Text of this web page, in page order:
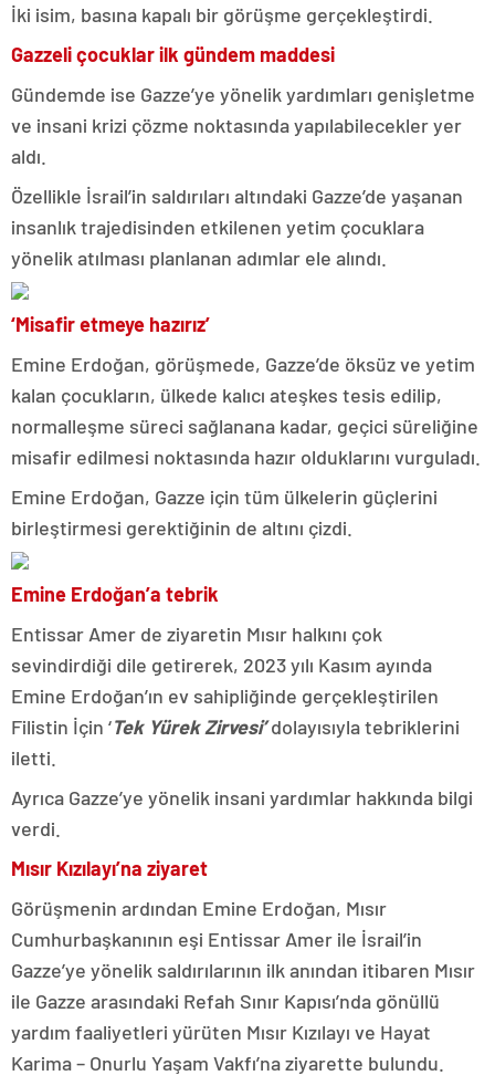
İki isim, basına kapalı bir görüşme gerçekleştirdi.
Gazzeli çocuklar ilk gündem maddesi
Gündemde ise Gazze’ye yönelik yardımları genişletme
ve insani krizi çözme noktasında yapılabilecekler yer
aldı.
Özellikle İsrail’in saldırıları altındaki Gazze’de yaşanan
insanlık trajedisinden etkilenen yetim çocuklara
yönelik atılması planlanan adımlar ele alındı.
‘Misafir etmeye hazırız’
Emine Erdoğan, görüşmede, Gazze’de öksüz ve yetim
kalan çocukların, ülkede kalıcı ateşkes tesis edilip,
normalleşme süreci sağlanana kadar, geçici süreliğine
misafir edilmesi noktasında hazır olduklarını vurguladı.
Emine Erdoğan, Gazze için tüm ülkelerin güçlerini
birleştirmesi gerektiğinin de altını çizdi.
Emine Erdoğan’a tebrik
Entissar Amer de ziyaretin Mısır halkını çok
sevindirdiği dile getirerek, 2023 yılı Kasım ayında
Emine Erdoğan’ın ev sahipliğinde gerçekleştirilen
Filistin İçin ‘Tek Yürek Zirvesi’dolayısıyla tebriklerini
iletti.
Ayrıca Gazze’ye yönelik insani yardımlar hakkında bilgi
verdi.
Mısır Kızılayı’na ziyaret
Görüşmenin ardından Emine Erdoğan, Mısır
Cumhurbaşkanının eşi Entissar Amer ile İsrail’in
Gazze’ye yönelik saldırılarının ilk anından itibaren Mısır
ile Gazze arasındaki Refah Sınır Kapısı’nda gönüllü
yardım faaliyetleri yürüten Mısır Kızılayı ve Hayat
Karima – Onurlu Yaşam Vakfı’na ziyarette bulundu.